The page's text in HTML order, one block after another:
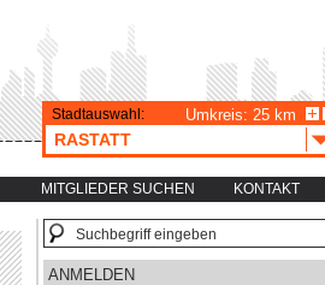
MITGLIEDER SUCHEN KONTAKT
Stadtauswahl: Umkreis: 25 km
RASTATT
ANMELDEN